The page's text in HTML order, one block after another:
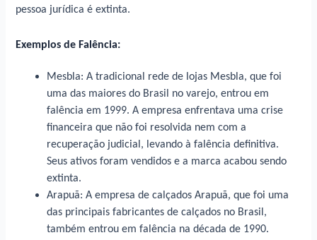
pessoa jurídica é extinta.
Exemplos de Falência:
Mesbla: A tradicional rede de lojas Mesbla, que foi
uma das maiores do Brasil no varejo, entrou em
falência em 1999. A empresa enfrentava uma crise
financeira que não foi resolvida nem com a
recuperação judicial, levando à falência definitiva.
Seus ativos foram vendidos e a marca acabou sendo
extinta.
Arapuã: A empresa de calçados Arapuã, que foi uma
das principais fabricantes de calçados no Brasil,
também entrou em falência na década de 1990.